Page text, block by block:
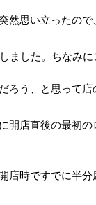
然思い立ったので
ました。ちなみに
ろう、と思って
開店直後の最初
店時ですでに半